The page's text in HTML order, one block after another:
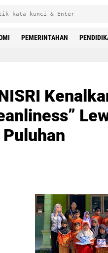
PEMERINTAHAN